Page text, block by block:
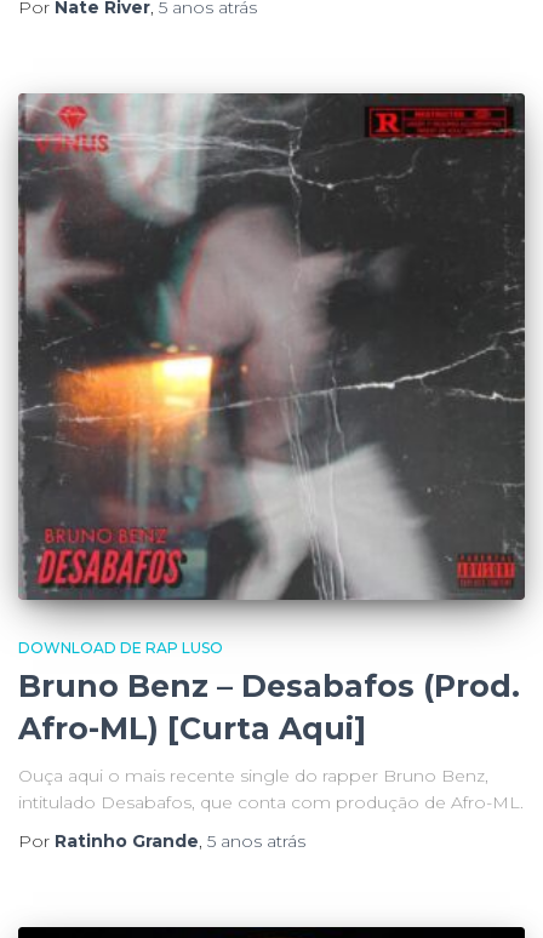
Por Nate River, 5 anos atrás
DOWNLOAD DE RAP LUSO
Bruno Benz – Desabafos (Prod.
Afro-ML) [Curta Aqui]
Ouça aqui o mais recente single do rapper Bruno Benz,
intitulado Desabafos, que conta com produção de Afro-ML.
Por Ratinho Grande, 5 anos atrás